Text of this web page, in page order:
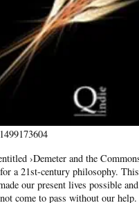
›Demeter and the
a 21st-century philosophy.
our present lives possible
come to pass without our help.